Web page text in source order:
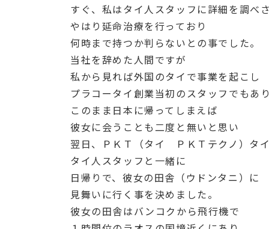
すぐ、私はタイ人スタッフに詳細を調べ
やはり延命治療を行っており
何時まで持つか判らないとの事でした。
当社を辞めた人間ですが
私から見れば外国のタイで事業を起こし
プラコータイ創業当初のスタッフでもあ
このまま日本に帰ってしまえば
彼女に会うことも二度と無いと思い
翌日、ＰＫＴ（タイ ＰＫＴテクノ）タ
タイ人スタッフと一緒に
日帰りで、彼女の田舎（ウドンタニ）に
見舞いに行く事を決めました。
彼女の田舎はバンコクから飛行機で